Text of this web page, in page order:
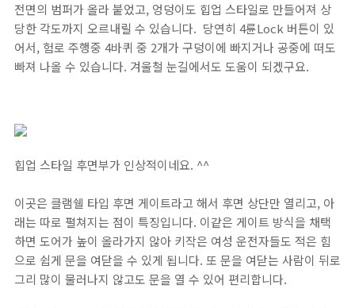
전면의 범퍼가 올라 붙었고, 엉덩이도 힙업 스타일로 만들어져 상
당한 각도까지 오르내릴 수 있습니다. 당연히 4륜Lock 버튼이 있
어서, 험로 주행중 4바퀴 중 2개가 구덩이에 빠지거나 공중에 떠도
빠져 나올 수 있습니다. 겨울철 눈길에서도 도움이 되겠구요.
힙업 스타일 후면부가 인상적이네요. ^^
이곳은 클램쉘 타입 후면 게이트라고 해서 후면 상단만 열리고, 아
래는 따로 펼쳐지는 점이 특징입니다. 이같은 게이트 방식을 채택
하면 도어가 높이 올라가지 않아 키작은 여성 운전자들도 적은 힘
으로 쉽게 문을 여닫을 수 있게 됩니다. 또 문을 여닫는 사람이 뒤로
그리 많이 물러나지 않고도 문을 열 수 있어 편리합니다.